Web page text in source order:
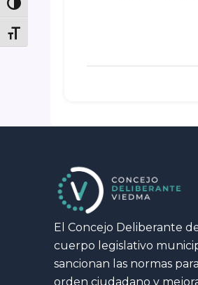
Toggle High Contrast
Toggle Font size
El Concejo Deliberante
cuerpo legislativo
sancionan las normas
orden ciudadano y